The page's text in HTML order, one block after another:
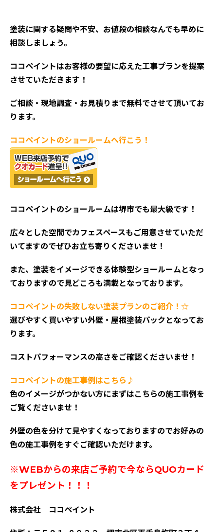
塗装に関する疑問や不安、お値段の相談なんでも早めに
相談しましょう。
ココペイントはお客様の要望に応えた工事プランを提案
させていただきます！
ご相談・現地調査・お見積りまで無料でさせて頂いてお
ります。
ココペイントのショールームへ行こう！
ココペイントのショールームは堺市でも最大級です！
広々とした空間でカフェスペースもご用意させていただ
いてますのでぜひお立ち寄りくださいませ！
また、塗装をイメージできる体験型ショールームとなっ
ておりますので見どころも満載となっております。
ココペイントの失敗しない塗装プランのご紹介！☆
選びやすく買いやすい外壁・屋根塗装パックとなってお
ります。
コストパフォーマンスの高さをご確認くださいませ！
ココペイントの施工事例はこちら♪
色のイメージがつかない方にまずはこちらの施工事例を
ご覧くださいませ！
外壁の色を分けて見やすくなっておりますのでお好みの
色の施工事例をすぐご確認いただけます。
※WEBからの来店ご予約で今ならQUOカード
をプレゼント！！！
株式会社 ココペイント